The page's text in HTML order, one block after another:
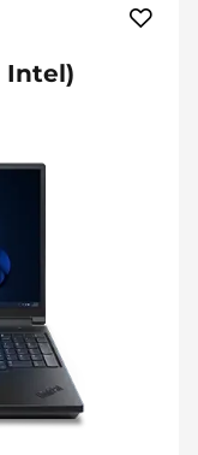
Intel)